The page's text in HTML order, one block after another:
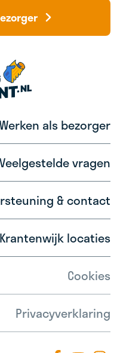
Werken als bezorger
Veelgestelde vragen
& contact
Krantenwijk locaties
Cookies
Privacyverklaring